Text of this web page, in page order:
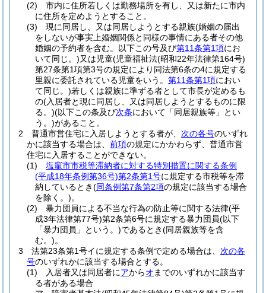
(2)
市内に住所若しくは勤務場所を有し、又は新たに市内
に住所を定めようとすること。
(3)
現に同居し、又は同居しようとする親族(婚姻の届出
をしないが事実上婚姻関係と同様の事情にある者その他
婚姻の予約者を含む。以下この号及び第11条第1項にお
いて同じ。)又は児童(児童福祉法(昭和22年法律第164号)
第27条第1項第3号の規定により同法第6条の4に規定する
里親に委託されている児童をいう。 第11条第1項におい
て同じ。)若しくは親族に準ずる者として市長が定めるも
の(入居者と現に同居し、又は同居しようとするものに限
る。)(以下この条及び次条において「同居親族等」とい
う。)があること。
2
普通市営住宅に入居しようとする者が、 次の各号のいずれ
かに該当する場合は、 前項の規定にかかわらず、普通市営
住宅に入居することができない。
(1)
塩竈市市税等滞納者に対する特別措置に関する条例
(平成18年条例第36号)第2条第1号に規定する市税等を滞
納しているとき(同条例第7条第2項の規定に該当する場合
を除く。)。
(2)
暴力団員による不当な行為の防止等に関する法律(平
成3年法律第77号)第2条第6号に規定する暴力団員(以下
「暴力団員」という。)であるとき(同居親族等を含
む。)。
3
法第23条第1号イに規定する条例で定める場合は、 次の各
号のいずれかに該当する場合とする。
(1)
入居者又は同居者にアからオ までのいずれかに該当す
る者がある場合